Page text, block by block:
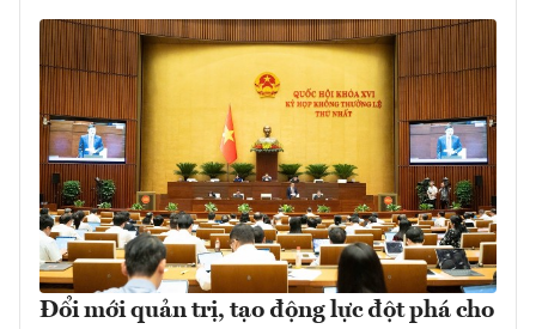
Đổi mới quản trị, tạo động lực đột phá cho